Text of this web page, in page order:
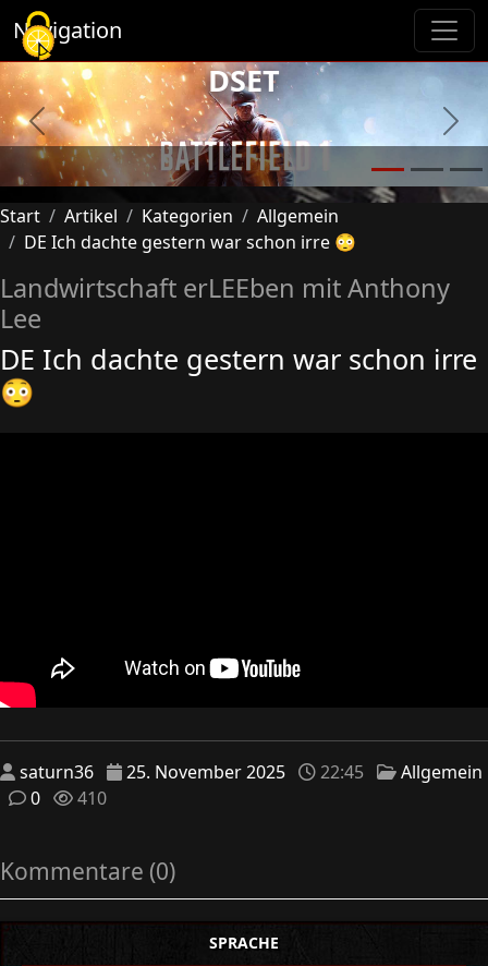
Navigation
Previous Next
DSET
Start Artikel Kategorien
Allgemein
DE Ich dachte gestern war schon irre 😳
Landwirtschaft erLEEben mit Anthony
Lee
DE Ich dachte gestern war schon irre
😳
saturn36 25. November 2025 22:45
Allgemein
0
410
Kommentare (0)
SPRACHE
Cookie-Einstellungen